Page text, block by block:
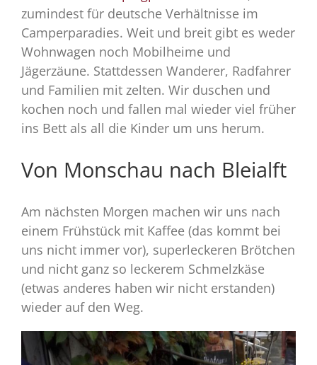
zumindest für deutsche Verhältnisse im
Camperparadies. Weit und breit gibt es weder
Wohnwagen noch Mobilheime und
Jägerzäune. Stattdessen Wanderer, Radfahrer
und Familien mit zelten. Wir duschen und
kochen noch und fallen mal wieder viel früher
ins Bett als all die Kinder um uns herum.
Von Monschau nach Bleialft
Am nächsten Morgen machen wir uns nach
einem Frühstück mit Kaffee (das kommt bei
uns nicht immer vor), superleckeren Brötchen
und nicht ganz so leckerem Schmelzkäse
(etwas anderes haben wir nicht erstanden)
wieder auf den Weg.